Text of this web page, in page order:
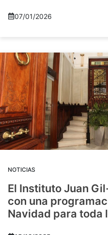
07/01/2026
NOTICIAS
El Instituto Juan
con una
Navidad para toda